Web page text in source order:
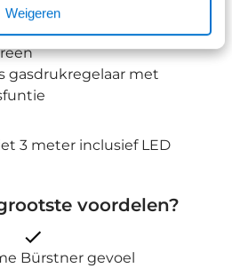
Weigeren
gasdrukregelaar met
3 meter inclusief LED
voordelen?
Bürstner gevoel